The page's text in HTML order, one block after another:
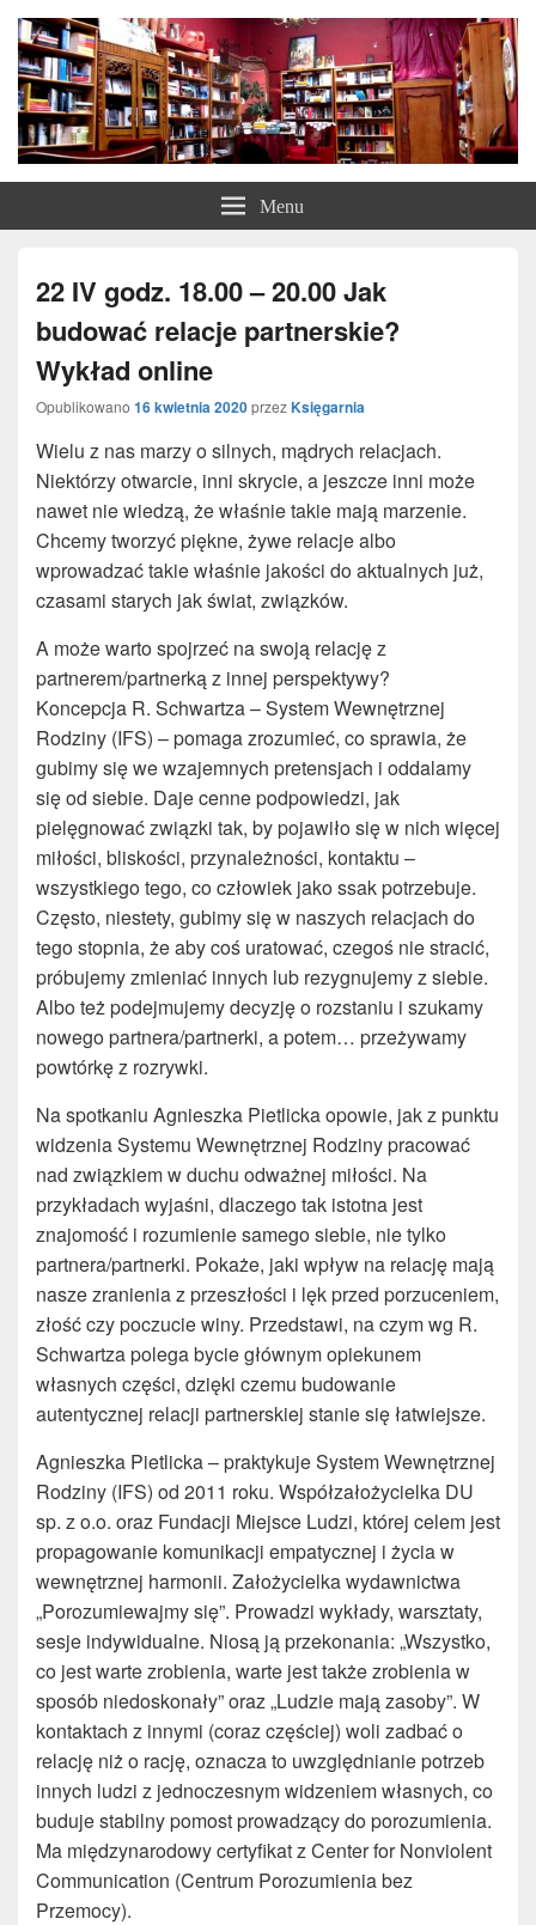
Księgarnia z BajkiMenu
22 IV godz. 18.00 – 20.00 Jak
budować relacje partnerskie?
Wykład online
Opublikowano 16 kwietnia 2020przezKsięgarnia
Wielu z nas marzy o silnych, mądrych relacjach.
Niektórzy otwarcie, inni skrycie, a jeszcze inni może
nawet nie wiedzą, że właśnie takie mają marzenie.
Chcemy tworzyć piękne, żywe relacje albo
wprowadzać takie właśnie jakości do aktualnych już,
czasami starych jak świat, związków.
A może warto spojrzeć na swoją relację z
partnerem/partnerką z innej perspektywy?
Koncepcja R. Schwartza – System Wewnętrznej
Rodziny (IFS) – pomaga zrozumieć, co sprawia, że
gubimy się we wzajemnych pretensjach i oddalamy
się od siebie. Daje cenne podpowiedzi, jak
pielęgnować związki tak, by pojawiło się w nich więcej
miłości, bliskości, przynależności, kontaktu –
wszystkiego tego, co człowiek jako ssak potrzebuje.
Często, niestety, gubimy się w naszych relacjach do
tego stopnia, że aby coś uratować, czegoś nie stracić,
próbujemy zmieniać innych lub rezygnujemy z siebie.
Albo też podejmujemy decyzję o rozstaniu i szukamy
nowego partnera/partnerki, a potem… przeżywamy
powtórkę z rozrywki.
Na spotkaniu Agnieszka Pietlicka opowie, jak z punktu
widzenia Systemu Wewnętrznej Rodziny pracować
nad związkiem w duchu odważnej miłości. Na
przykładach wyjaśni, dlaczego tak istotna jest
znajomość i rozumienie samego siebie, nie tylko
partnera/partnerki. Pokaże, jaki wpływ na relację mają
nasze zranienia z przeszłości i lęk przed porzuceniem,
złość czy poczucie winy. Przedstawi, na czym wg R.
Schwartza polega bycie głównym opiekunem
własnych części, dzięki czemu budowanie
autentycznej relacji partnerskiej stanie się łatwiejsze.
Agnieszka Pietlicka – praktykuje System Wewnętrznej
Rodziny (IFS) od 2011 roku. Współzałożycielka DU
sp. z o.o. oraz Fundacji Miejsce Ludzi, której celem jest
propagowanie komunikacji empatycznej i życia w
wewnętrznej harmonii. Założycielka wydawnictwa
„Porozumiewajmy się”. Prowadzi wykłady, warsztaty,
sesje indywidualne. Niosą ją przekonania: „Wszystko,
co jest warte zrobienia, warte jest także zrobienia w
sposób niedoskonały” oraz „Ludzie mają zasoby”. W
kontaktach z innymi (coraz częściej) woli zadbać o
relację niż o rację, oznacza to uwzględnianie potrzeb
innych ludzi z jednoczesnym widzeniem własnych, co
buduje stabilny pomost prowadzący do porozumienia.
Ma międzynarodowy certyfikat z Center for Nonviolent
Communication (Centrum Porozumienia bez
Przemocy).